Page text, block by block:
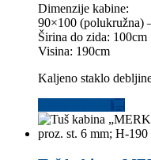
Dimenzije kabine:
90×100 (polukružna)
Širina do zida: 100cm
Visina: 190cm
Kaljeno staklo